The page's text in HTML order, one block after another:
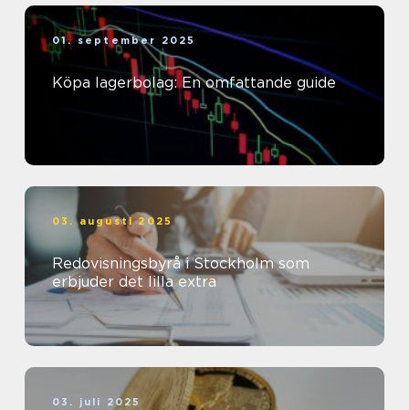
01. september 2025
Köpa lagerbolag: En omfattande guide
03. augusti 2025
Redovisningsbyrå i Stockholm som
erbjuder det lilla extra
03. juli 2025